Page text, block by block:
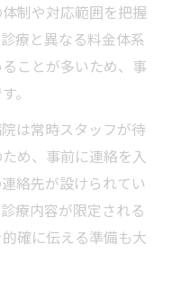
制や対応範囲を把握
療と異なる料金体系
ことが多いため、事
。
は常時スタッフが待
め、事前に連絡を入
絡先が設けられてい
療内容が限定される
確に伝える準備も大